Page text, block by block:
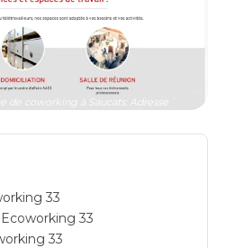
de coworking à Saucats: Adresse
33
33
33